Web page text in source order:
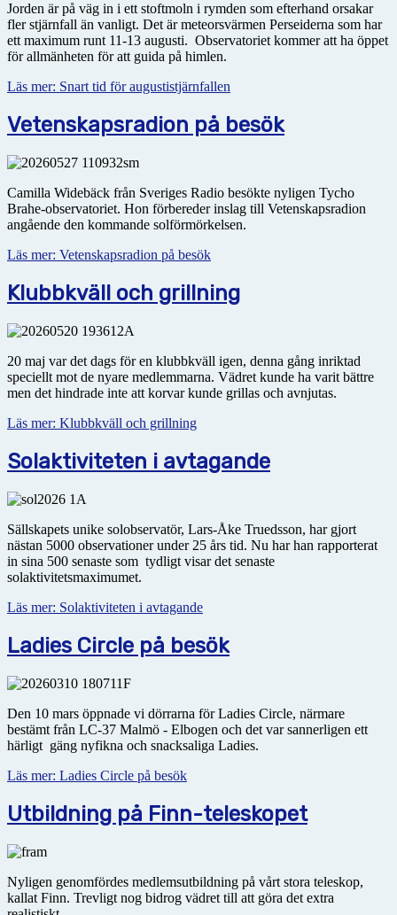
Jorden är på väg in i ett stoftmoln i rymden som efterhand orsakar
fler stjärnfall än vanligt. Det är meteorsvärmen Perseiderna som har
ett maximum runt 11-13 augusti. Observatoriet kommer att ha öppet
för allmänheten för att guida på himlen.
Läs mer: Snart tid för augustistjärnfallen
Vetenskapsradion på besök
Camilla Widebäck från Sveriges Radio besökte nyligen Tycho
Brahe-observatoriet. Hon förbereder inslag till Vetenskapsradion
angående den kommande solförmörkelsen.
Läs mer: Vetenskapsradion på besök
Klubbkväll och grillning
20 maj var det dags för en klubbkväll igen, denna gång inriktad
speciellt mot de nyare medlemmarna. Vädret kunde ha varit bättre
men det hindrade inte att korvar kunde grillas och avnjutas.
Läs mer: Klubbkväll och grillning
Solaktiviteten i avtagande
Sällskapets unike solobservatör, Lars-Åke Truedsson, har gjort
nästan 5000 observationer under 25 års tid. Nu har han rapporterat
in sina 500 senaste som tydligt visar det senaste
solaktivitetsmaximumet.
Läs mer: Solaktiviteten i avtagande
Ladies Circle på besök
Den 10 mars öppnade vi dörrarna för Ladies Circle, närmare
bestämt från LC-37 Malmö - Elbogen och det var sannerligen ett
härligt gäng nyfikna och snacksaliga Ladies.
Läs mer: Ladies Circle på besök
Utbildning på Finn-teleskopet
Nyligen genomfördes medlemsutbildning på vårt stora teleskop,
kallat Finn. Trevligt nog bidrog vädret till att göra det extra